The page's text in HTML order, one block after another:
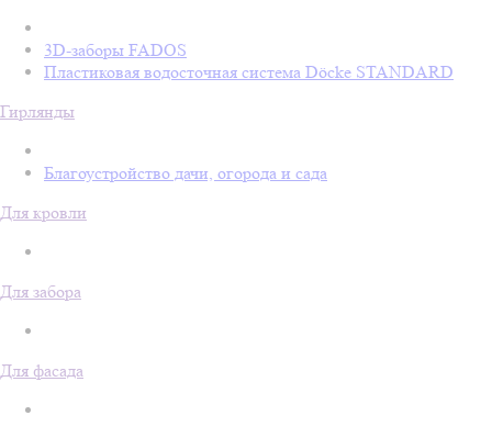
3D-заборы FADOS
Пластиковая водосточная система Döcke STANDARD
Гирлянды
Благоустройство дачи, огорода и сада
Для кровли
Для забора
Для фасада